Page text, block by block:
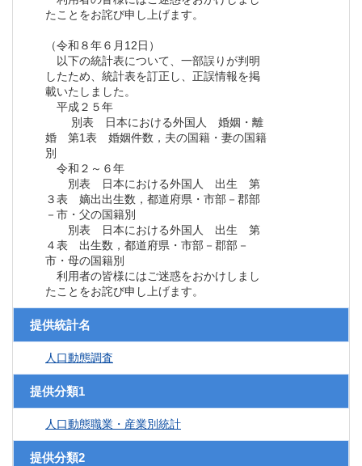
たことをお詫び申し上げます。
（令和８年６月12日）
以下の統計表について、一部誤りが判明
したため、統計表を訂正し、正誤情報を掲
載いたしました。
平成２５年
別表 日本における外国人 婚姻・離
婚 第1表 婚姻件数，夫の国籍・妻の国籍
別
令和２～６年
別表 日本における外国人 出生 第
３表 嫡出出生数，都道府県・市部－郡部
－市・父の国籍別
別表 日本における外国人 出生 第
４表 出生数，都道府県・市部－郡部－
市・母の国籍別
利用者の皆様にはご迷惑をおかけしまし
たことをお詫び申し上げます。
提供統計名
人口動態調査
提供分類1
人口動態職業・産業別統計
提供分類2